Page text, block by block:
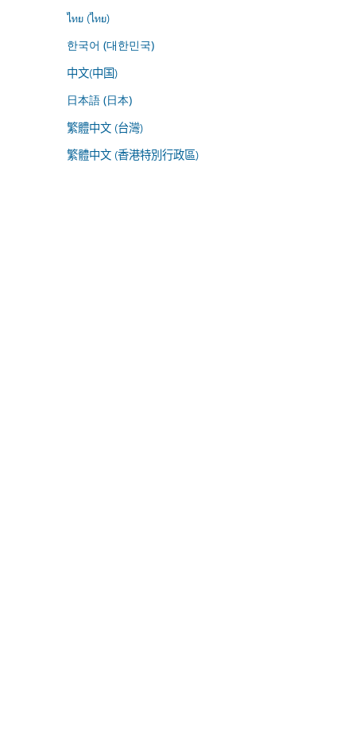
ไทย (ไทย)
한국어 (대한민국)
中文(中国)
日本語 (日本)
繁體中文 (台灣)
繁體中文 (香港特別行政區)